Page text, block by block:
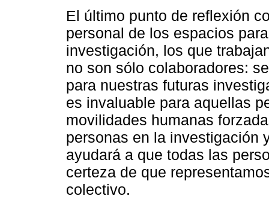
El último punto de reflexión
personal de los espacios
investigación, los que
no son sólo colaboradores:
para nuestras futuras
es invaluable para aquellas
movilidades humanas
personas en la investigación
ayudará a que todas las
certeza de que
colectivo.